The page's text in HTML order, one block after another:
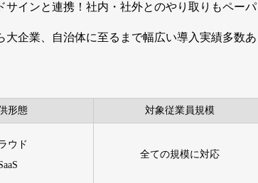
サインと連携！社内・社外とのやり取りもペーパ
大企業、自治体に至るまで幅広い導入実績多数あ
形態 対象従業員規模
ウド
全ての規模に対応